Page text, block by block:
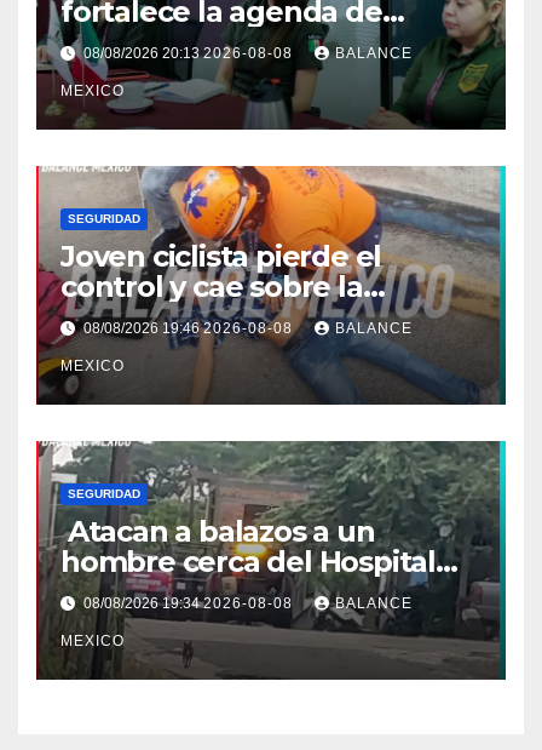
fortalece la agenda de
trabajo conjunta con el
Consulado de Guatemala.
08/08/2026 20:132026-08-08 BALANCE
MEXICO
SEGURIDAD
Joven ciclista pierde el
control y cae sobre la
banqueta en Tapachula
08/08/2026 19:462026-08-08 BALANCE
MEXICO
SEGURIDAD
Atacan a balazos a un
hombre cerca del Hospital
General de Huixtla
08/08/2026 19:342026-08-08 BALANCE
MEXICO